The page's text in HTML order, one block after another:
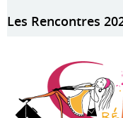
Les Rencontres